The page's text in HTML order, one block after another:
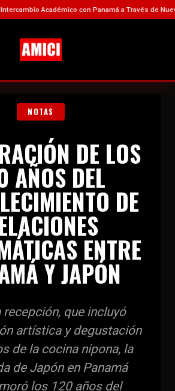
Académico con Panamá a Través de Nuevas
NOTAS
DE LOS
AÑOS DEL
DE
ENTRE
Y JAPÓN
recepción, que incluyó
artística y degustación
de la cocina nipona, la
de Japón en Panamá
los 120 años del